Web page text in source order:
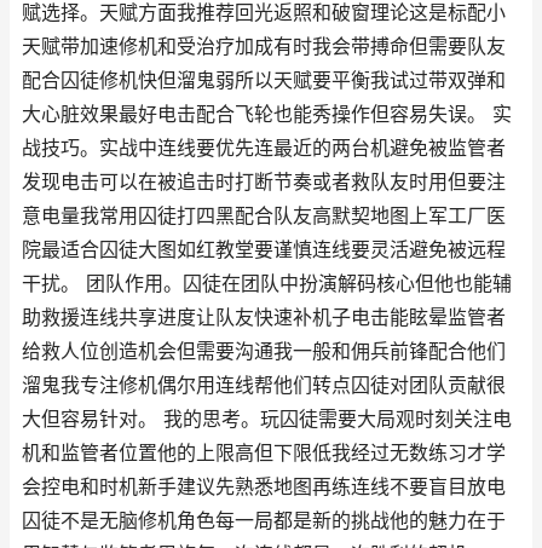
赋选择。天赋方面我推荐回光返照和破窗理论这是标配小
天赋带加速修机和受治疗加成有时我会带搏命但需要队友
配合囚徒修机快但溜鬼弱所以天赋要平衡我试过带双弹和
大心脏效果最好电击配合飞轮也能秀操作但容易失误。 实
战技巧。实战中连线要优先连最近的两台机避免被监管者
发现电击可以在被追击时打断节奏或者救队友时用但要注
意电量我常用囚徒打四黑配合队友高默契地图上军工厂医
院最适合囚徒大图如红教堂要谨慎连线要灵活避免被远程
干扰。 团队作用。囚徒在团队中扮演解码核心但他也能辅
助救援连线共享进度让队友快速补机子电击能眩晕监管者
给救人位创造机会但需要沟通我一般和佣兵前锋配合他们
溜鬼我专注修机偶尔用连线帮他们转点囚徒对团队贡献很
大但容易针对。 我的思考。玩囚徒需要大局观时刻关注电
机和监管者位置他的上限高但下限低我经过无数练习才学
会控电和时机新手建议先熟悉地图再练连线不要盲目放电
囚徒不是无脑修机角色每一局都是新的挑战他的魅力在于